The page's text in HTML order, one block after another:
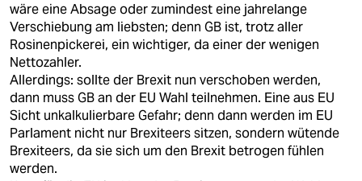
wäre eine Absage oder zumindest eine jahrelange
Verschiebung am liebsten; denn GB ist, trotz aller
Rosinenpickerei, ein wichtiger, da einer der wenigen
Nettozahler.
Allerdings: sollte der Brexit nun verschoben werden,
dann muss GB an der EU Wahl teilnehmen. Eine aus EU
Sicht unkalkulierbare Gefahr; denn dann werden im EU
Parlament nicht nur Brexiteers sitzen, sondern wütende
Brexiteers, da sie sich um den Brexit betrogen fühlen
werden.